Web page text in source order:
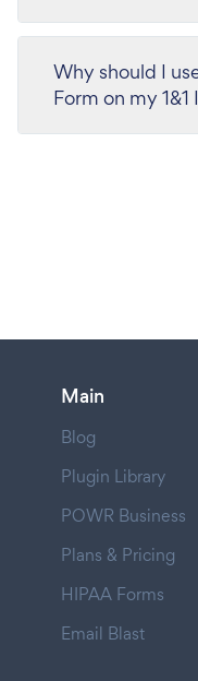
Why should I
Form on my 1&1
Main
Blog
Plugin Library
POWR Business
Plans & Pricing
HIPAA Forms
Email Blast